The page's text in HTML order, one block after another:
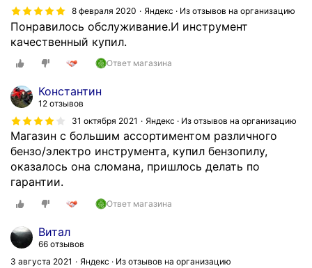
8 февраля 2020
Яндекс · Из отзывов на организацию
Понравилось обслуживание.И инструмент
качественный купил.
Ответ магазина
Константин
12 отзывов
31 октября 2021
Яндекс · Из отзывов на организацию
Магазин с большим ассортиментом различного
бензо/электро инструмента, купил бензопилу,
оказалось она сломана, пришлось делать по
гарантии.
Ответ магазина
Витал
66 отзывов
3 августа 2021
Яндекс · Из отзывов на организацию